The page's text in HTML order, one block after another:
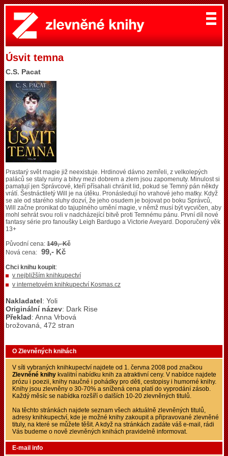
Úsvit temna
C.S. Pacat
Prastarý svět magie již neexistuje. Hrdinové dávno zemřeli, z velkolepých
paláců se staly ruiny a bitvy mezi dobrem a zlem jsou zapomenuty. Minulost si
pamatují jen Správcové, kteří přísahali chránit lid, pokud se Temný pán někdy
vrátí. Šestnáctiletý Will je na útěku. Pronásledují ho vrahové jeho matky. Když
se ale od starého sluhy dozví, že jeho osudem je bojovat po boku Správců,
Will začne pronikat do tajuplného umění magie, v němž musí být vycvičen, aby
mohl sehrát svou roli v nadcházející bitvě proti Temnému pánu. První díl nové
fantasy série pro fanoušky Leigh Bardugo a Victorie Aveyard. Doporučený věk
13+
Původní cena: 149,- Kč
Nová cena: 99,- Kč
Chci knihu koupit:
v nejbližším knihkupectví
v internetovém knihkupectví Kosmas.cz
Nakladatel: Yoli
Originální název: Dark Rise
Překlad: Anna Vrbová
brožovaná, 472 stran
O Zlevněných knihách
V síti vybraných knihkupectví najdete od 1. června 2008 pod značkou
Zlevněné knihy kvalitní nabídku knih za atraktivní ceny. V nabídce najdete
prózu i poezii, knihy naučné i pohádky pro děti, cestopisy i humorné knihy.
Knihy jsou zlevněny o 30-70% a snížená cena platí do vyprodání zásob.
Každý měsíc se nabídka rozšíří o dalších 10-20 zlevněných titulů.
Na těchto stránkách najdete seznam všech aktuálně zlevněných titulů,
adresy knihkupectví, kde je možné knihy zakoupit a připravované zlevněné
tituly, na které se můžete těšit. A když na stránkách zadáte váš e-mail, rádi
Vás budeme o nově zlevněných knihách pravidelně informovat.
E-mail info